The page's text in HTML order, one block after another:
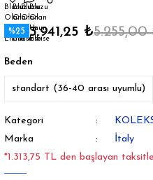
%25 3.941,25 ₺5.255,00
Beden
standart (36-40 arası uyumlu)
Kategori
Marka
İtaly
*1.313,75 TL den başlayan